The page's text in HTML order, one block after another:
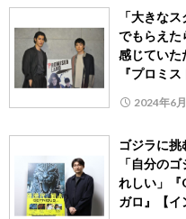
「大きな
でもらえた
感じていた
『プロミ
2024年6
ゴジラに挑
「自分の
れしい」
ガロ』【イ